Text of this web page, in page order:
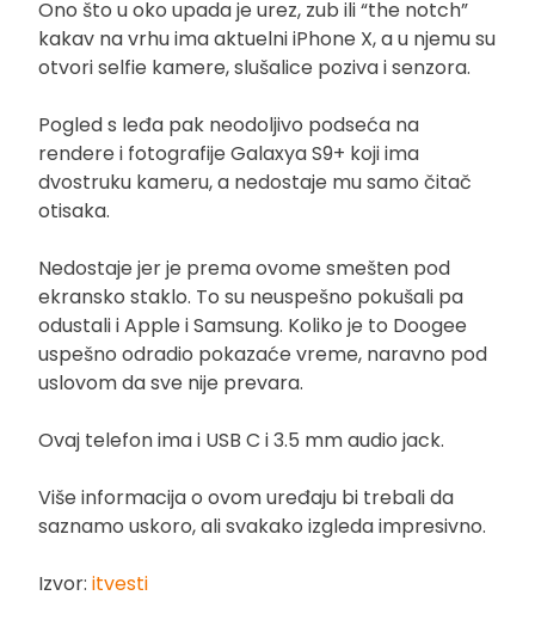
Ono što u oko upada je urez, zub ili “the notch”
kakav na vrhu ima aktuelni iPhone X, a u njemu su
otvori selfie kamere, slušalice poziva i senzora.
Pogled s leđa pak neodoljivo podseća na
rendere i fotografije Galaxya S9+ koji ima
dvostruku kameru, a nedostaje mu samo čitač
otisaka.
Nedostaje jer je prema ovome smešten pod
ekransko staklo. To su neuspešno pokušali pa
odustali i Apple i Samsung. Koliko je to Doogee
uspešno odradio pokazaće vreme, naravno pod
uslovom da sve nije prevara.
Ovaj telefon ima i USB C i 3.5 mm audio jack.
Više informacija o ovom uređaju bi trebali da
saznamo uskoro, ali svakako izgleda impresivno.
Izvor: itvesti